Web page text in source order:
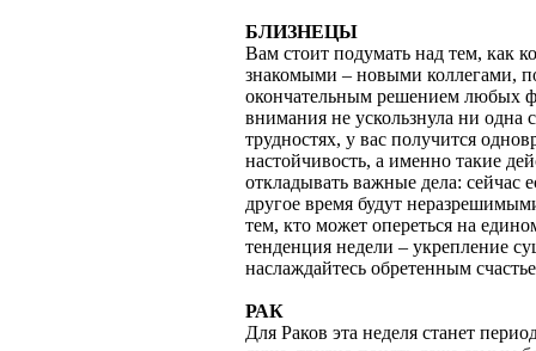
БЛИЗНЕЦЫ
Вам стоит подумать над тем, как
знакомыми – новыми коллегами,
окончательным решением любых
внимания не ускользнула ни одна
трудностях, у вас получится
настойчивость, а именно такие
откладывать важные дела: сейчас
другое время будут
тем, кто может опереться на
тенденция недели – укрепление
наслаждайтесь обретенным
РАК
Для Раков эта неделя станет